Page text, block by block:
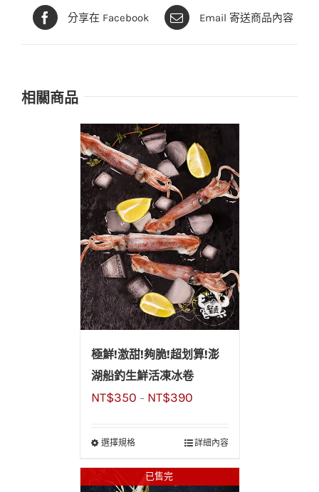
分享在 Facebook Email 寄送商品內容
相關商品
極鮮!激甜!夠脆!超划算!澎
湖船釣生鮮活凍冰卷
NT$350 – NT$390
選擇規格 詳細內容
已售完